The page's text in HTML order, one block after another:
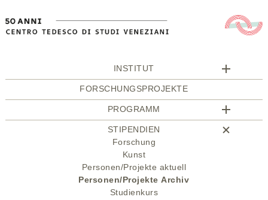
INSTITUT
FORSCHUNGSPROJEKTE
PROGRAMM
STIPENDIEN
Forschung
Kunst
Personen/Projekte aktuell
Personen/Projekte Archiv
Studienkurs